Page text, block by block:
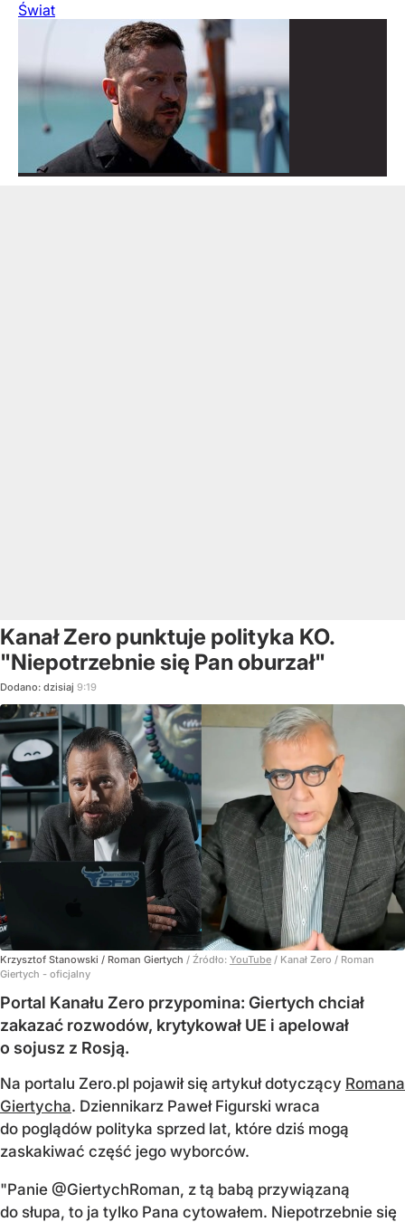
Świat
Kanał Zero punktuje polityka KO.
"Niepotrzebnie się Pan oburzał"
Dodano: dzisiaj 9:19
Krzysztof Stanowski / Roman Giertych / Źródło: YouTube / Kanał Zero / Roman
Giertych - oficjalny
Portal Kanału Zero przypomina: Giertych chciał
zakazać rozwodów, krytykował UE i apelował
o sojusz z Rosją.
Na portalu Zero.pl pojawił się artykuł dotyczący Romana
Giertycha. Dziennikarz Paweł Figurski wraca
do poglądów polityka sprzed lat, które dziś mogą
zaskakiwać część jego wyborców.
"Panie @GiertychRoman, z tą babą przywiązaną
do słupa, to ja tylko Pana cytowałem. Niepotrzebnie się